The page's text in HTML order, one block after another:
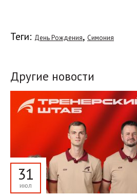
Теги: День Рождения, Симония
Другие новости
31
июл